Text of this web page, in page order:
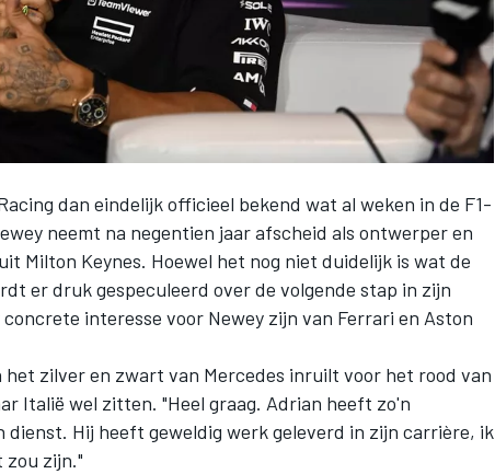
dan eindelijk officieel bekend wat al weken in de F1-
neemt na negentien jaar afscheid als ontwerper en
Milton Keynes. Hoewel het nog niet duidelijk is wat de
er druk gespeculeerd over de volgende stap in zijn
interesse voor Newey zijn van Ferrari en Aston
het zilver en zwart van Mercedes inruilt voor het rood van
Italië wel zitten. "Heel graag. Adrian heeft zo'n
dienst. Hij heeft geweldig werk geleverd in zijn carrière, ik
zou zijn."